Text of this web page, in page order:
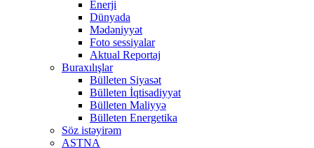
Enerji
Dünyada
Mədəniyyət
Foto sessiyalar
Aktual Reportaj
Buraxılışlar
Bülleten Siyasət
Bülleten İqtisadiyyat
Bülleten Maliyyə
Bülleten Energetika
Söz istəyirəm
ASTNA